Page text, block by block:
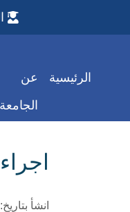
الرئيسية
عن
الجامعة
انشأ بتاريخ: 13 ديسمبر 2015